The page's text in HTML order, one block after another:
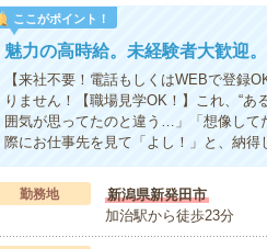
ここがポイント！
魅力の高時給。未経験者大歓迎
【来社不要！電話もしくはWEBで登
りません！【職場見学OK！】これ、“あ
囲気が思ってたのと違う…」「想像し
際にお仕事先を見て「よし！」と、納
勤務地
新潟県新発田市
加治駅から徒歩23分